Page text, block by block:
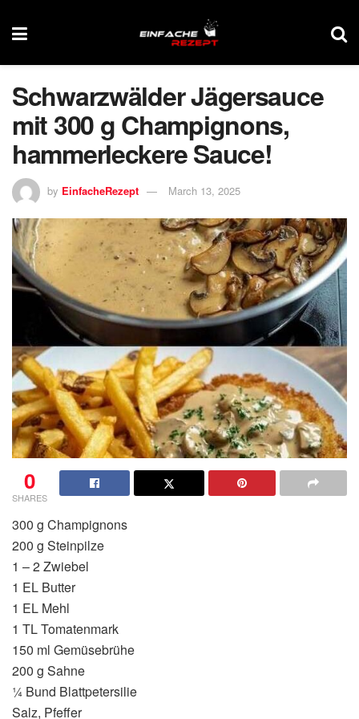
Schwarzwälder Jägersauce
mit 300 g Champignons,
hammerleckere Sauce!
by EinfacheRezept March 13, 2025
0
SHARES
300 g Champignons
200 g Steinpilze
1 – 2 Zwiebel
1 EL Butter
1 EL Mehl
1 TL Tomatenmark
150 ml Gemüsebrühe
200 g Sahne
¼ Bund Blattpetersilie
Salz, Pfeffer